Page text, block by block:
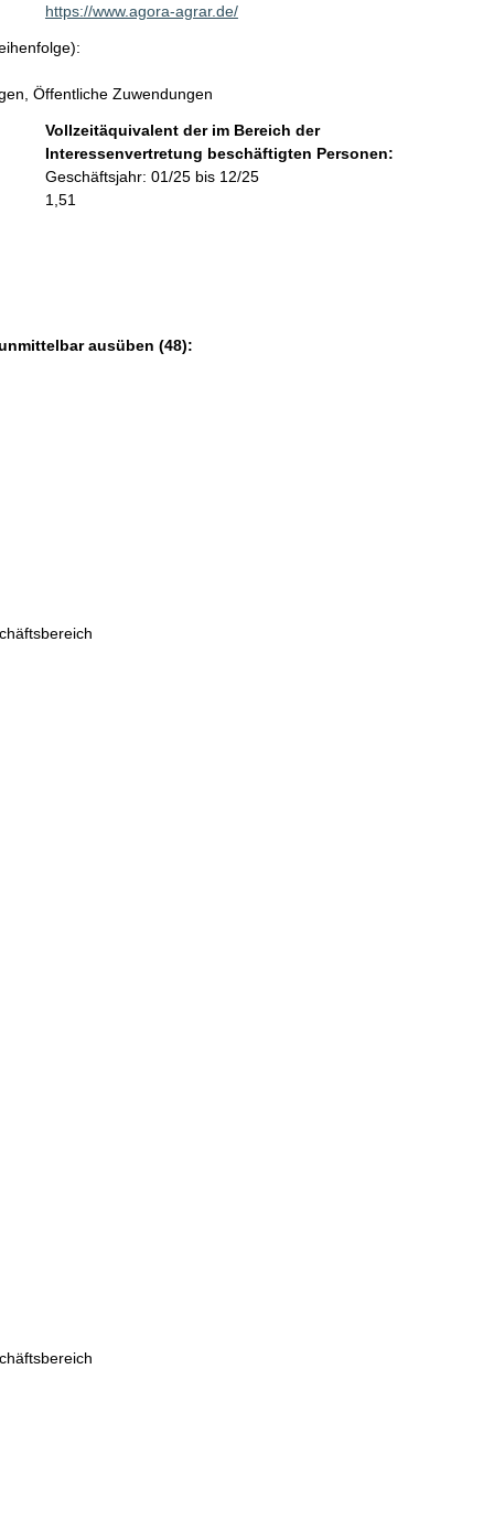
n
o
m
a
t
i
o
https://www.agora-agrar.de/
Öffentliche Zuwendungen
Vollzeitäquivalent der im Bereich der
Interessenvertretung beschäftigten Personen:
Geschäftsjahr: 01/25 bis 12/25
1,51
ausüben (48):